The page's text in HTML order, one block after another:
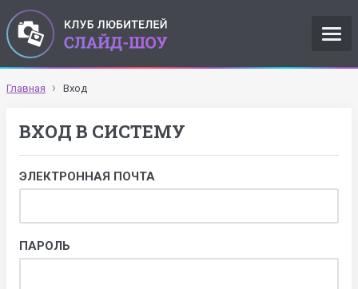
Главная Вход
ВХОД В СИСТЕМУ
ЭЛЕКТРОННАЯ ПОЧТА
ПАРОЛЬ